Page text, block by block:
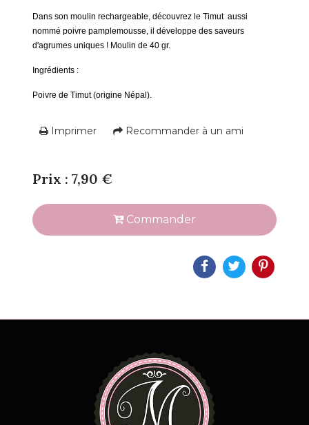
Dans son moulin rechargeable, découvrez le Timut aussi
nommé poivre pamplemousse, il développe des saveurs
d'agrumes uniques ! Moulin de 40 gr.
Ingrédients :
Poivre de Timut (origine Népal).
Imprimer Recommander à un ami
Prix : 7,90 €
Commander